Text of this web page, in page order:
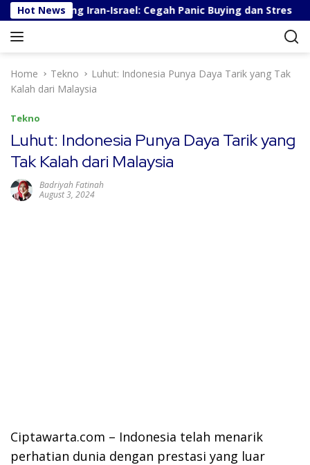
k
Hot News
Perang Iran-Israel: Cegah Panic Buying dan Stres
Home Tekno
Luhut: Indonesia Punya Daya Tarik yang Tak
Kalah dari Malaysia
Tekno
Luhut: Indonesia Punya Daya Tarik yang
Tak Kalah dari Malaysia
Badriyah Fatinah
August 3, 2024
Ciptawarta.com – Indonesia telah menarik
perhatian dunia dengan prestasi yang luar